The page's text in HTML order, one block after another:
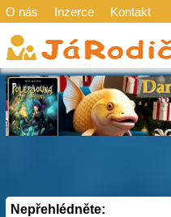
O nás Inzerce Kontakt
Nepřehlédněte: